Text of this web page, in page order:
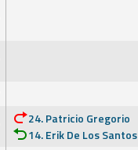
24. Patricio Gregorio
14. Erik De Los Santos